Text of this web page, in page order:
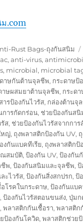
.com
Rust Bags-ถุงกันสนิม
,anti-virus,
, microbial, microbial
าษกันต้านจุลชีพ, กระดาษป้
าษผสมยาต้านจุลชีพ, กระด
ารป้องกันไวรัส, กล่องต้านจุ
การกัดกร่อน, ช่วยป้องกันสนิ
ส, ช่วยป้องกันไวรัสจากกา
หญ่, ถุงพลาสติกป้องกัน UV,
งกันแบคทีเรีย, ถุงพลาสติกป้
ณสมบัติ,ป้องกัน UV,ป้องกัน
ชีพ,ป้องกันสนิมและจุลชีพ,ป้
ะไวรัส,ป้องกันสิ่งสกปรก,ป้
โรคในกระดาษ,ป้องกันแบค
,ป้องกันไวรัสตอนขนส่ง,ปุ่มก
,พลาสติกกันเชื้อรา,พลาสติก
ป้องกันโควิด,พลาสติกช่วย